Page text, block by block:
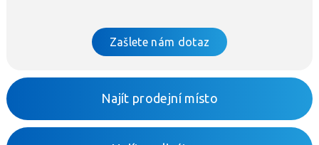
Zašlete nám dotaz
Najít prodejní místo